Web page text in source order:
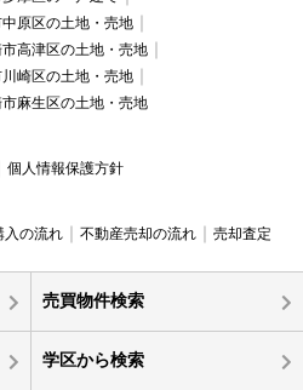
中原区の土地・売地
市高津区の土地・売地
川崎区の土地・売地
市麻生区の土地・売地
個人情報保護方針
入の流れ 不動産売却の流れ 売却査定
売買物件検索
学区から検索